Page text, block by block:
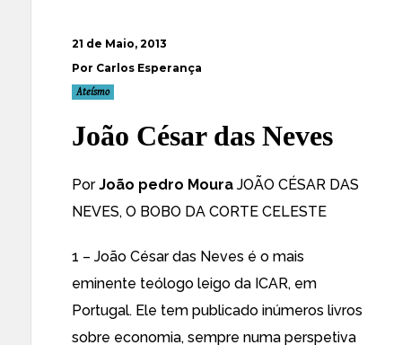
21 de Maio, 2013
Por Carlos Esperança
Ateísmo
João César das Neves
PorJoão pedro Moura JOÃO CÉSAR DAS
NEVES, O BOBO DA CORTE CELESTE
1 – João César das Neves é o mais
eminente teólogo leigo da ICAR, em
Portugal. Ele tem publicado inúmeros livros
sobre economia, sempre numa perspetiva